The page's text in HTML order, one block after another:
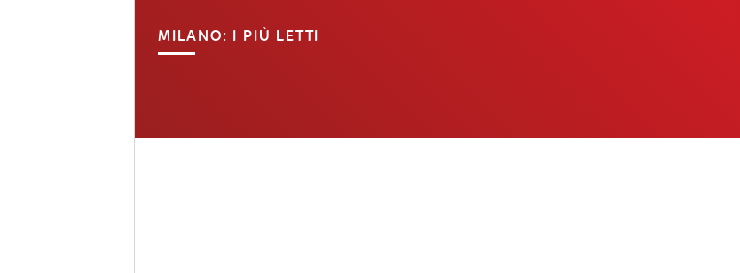
MILANO: I PIÙ LETTI